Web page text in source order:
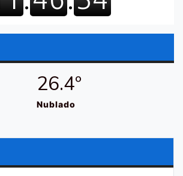
26.4º
Nublado